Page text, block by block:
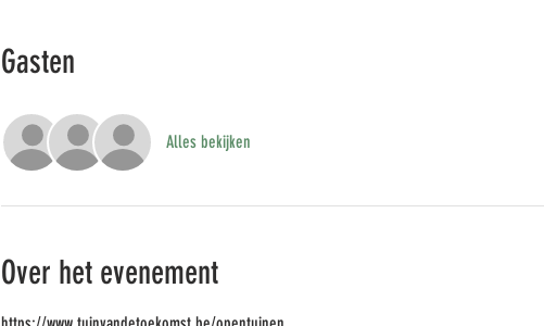
Gasten
Alles bekijken
Over het evenement